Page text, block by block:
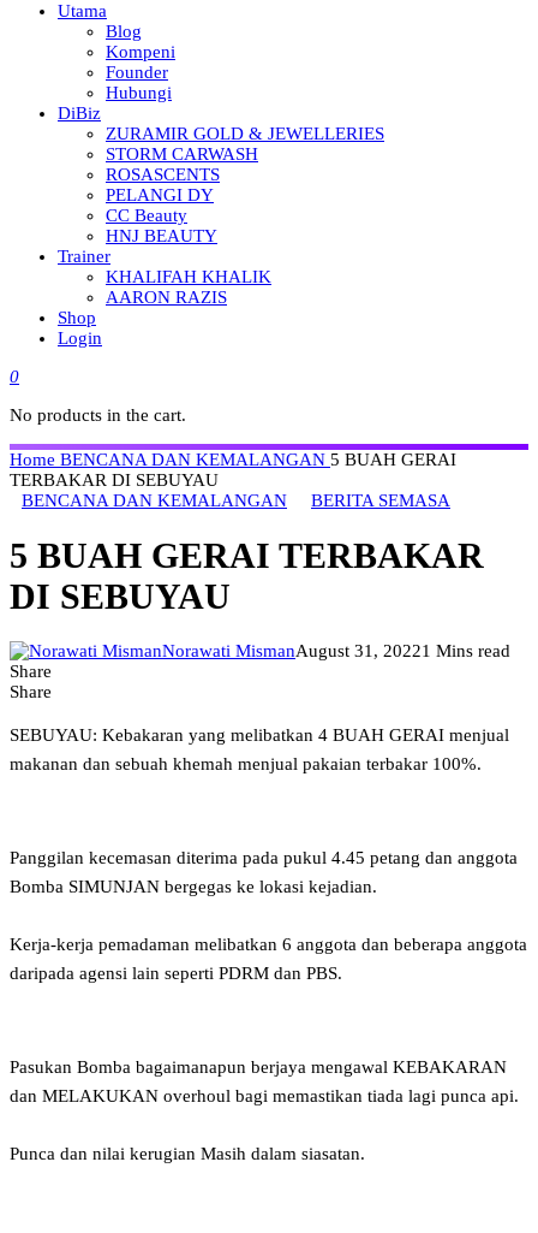
Utama
Blog
Kompeni
Founder
Hubungi
DiBiz
ZURAMIR GOLD & JEWELLERIES
STORM CARWASH
ROSASCENTS
PELANGI DY
CC Beauty
HNJ BEAUTY
Trainer
KHALIFAH KHALIK
AARON RAZIS
Shop
Login
0
No products in the cart.
Home BENCANA DAN KEMALANGAN 5 BUAH GERAI
TERBAKAR DI SEBUYAU
BENCANA DAN KEMALANGAN
BERITA SEMASA
5 BUAH GERAI TERBAKAR
DI SEBUYAU
Norawati MismanAugust 31, 20221 Mins read
Share
Share
SEBUYAU: Kebakaran yang melibatkan 4 BUAH GERAI menjual
makanan dan sebuah khemah menjual pakaian terbakar 100%.
Panggilan kecemasan diterima pada pukul 4.45 petang dan anggota
Bomba SIMUNJAN bergegas ke lokasi kejadian.
Kerja-kerja pemadaman melibatkan 6 anggota dan beberapa anggota
daripada agensi lain seperti PDRM dan PBS.
Pasukan Bomba bagaimanapun berjaya mengawal KEBAKARAN
dan MELAKUKAN overhoul bagi memastikan tiada lagi punca api.
Punca dan nilai kerugian Masih dalam siasatan.